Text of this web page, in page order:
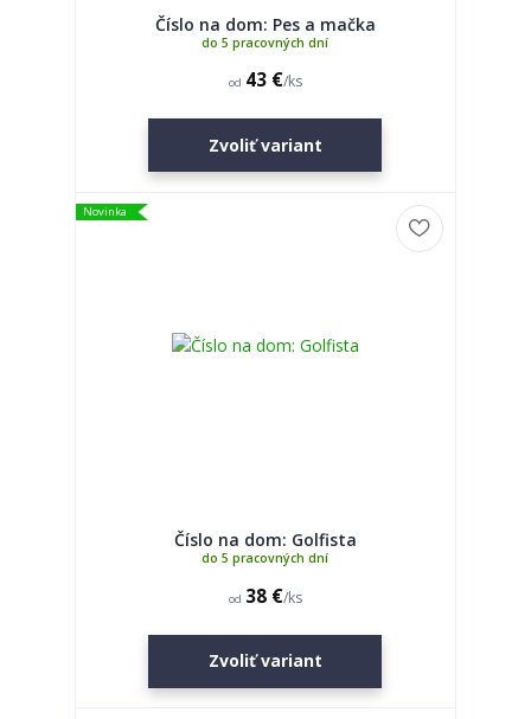
Číslo na dom: Pes a mačka
od 43 €/ks
do 5 pracovných dní
Zvoliť variant
Novinka
Číslo na dom: Golfista
od 38 €/ks
do 5 pracovných dní
Zvoliť variant